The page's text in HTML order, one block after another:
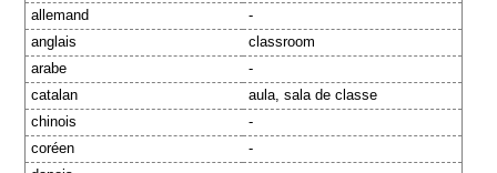
allemand
-
anglais
classroom
arabe
-
catalan
aula, sala de classe
chinois
-
coréen
-